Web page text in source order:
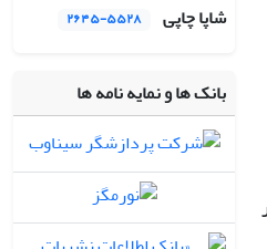
شاپا چاپی
۲۶۴۵-۵۵۲۸
بانک ها و نمایه نامه ها